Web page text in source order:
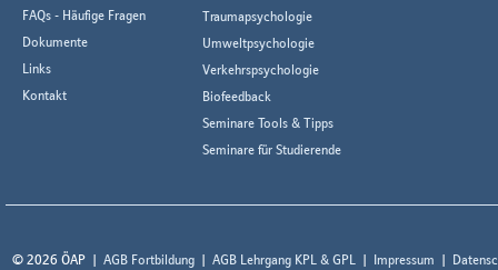
FAQs - Häufige Fragen
Dokumente
Links
Kontakt
Traumapsychologie
Umweltpsychologie
Verkehrspsychologie
Biofeedback
Seminare Tools & Tipps
Seminare für Studierende
© 2026 ÖAP AGB Fortbildung AGB Lehrgang KPL & GPL Impressum